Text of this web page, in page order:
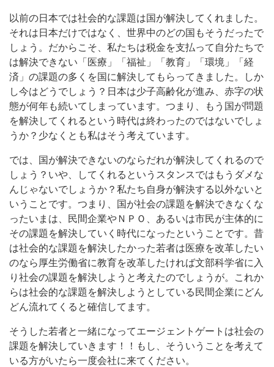
以前の日本では社会的な課題は国が解決してくれました。
それは日本だけではなく、世界中のどの国もそうだったで
しょう。だからこそ、私たちは税金を支払って自分たちで
は解決できない「医療」「福祉」「教育」「環境」「経
済」の課題の多くを国に解決してもらってきました。しか
し今はどうでしょう？日本は少子高齢化が進み、赤字の状
態が何年も続いてしまっています。つまり、もう国が問題
を解決してくれるという時代は終わったのではないでしょ
うか？少なくとも私はそう考えています。
では、国が解決できないのならだれが解決してくれるので
しょう？いや、してくれるというスタンスではもうダメな
んじゃないでしょうか？私たち自身が解決する以外ないと
いうことです。つまり、国が社会の課題を解決できなくな
ったいまは、民間企業やＮＰＯ、あるいは市民が主体的に
その課題を解決していく時代になったということです。昔
は社会的な課題を解決したかった若者は医療を改革したい
のなら厚生労働省に教育を改革したければ文部科学省に入
り社会の課題を解決しようと考えたのでしょうが。これか
らは社会的な課題を解決しようとしている民間企業にどん
どん流れてくると確信してます。
そうした若者と一緒になってエージェントゲートは社会の
課題を解決していきます！！もし、そういうことを考えて
いる方がいたら一度会社に来てください。